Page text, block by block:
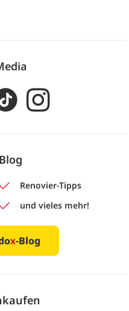
Renovier-Tipps
und vieles mehr!
x-Blog